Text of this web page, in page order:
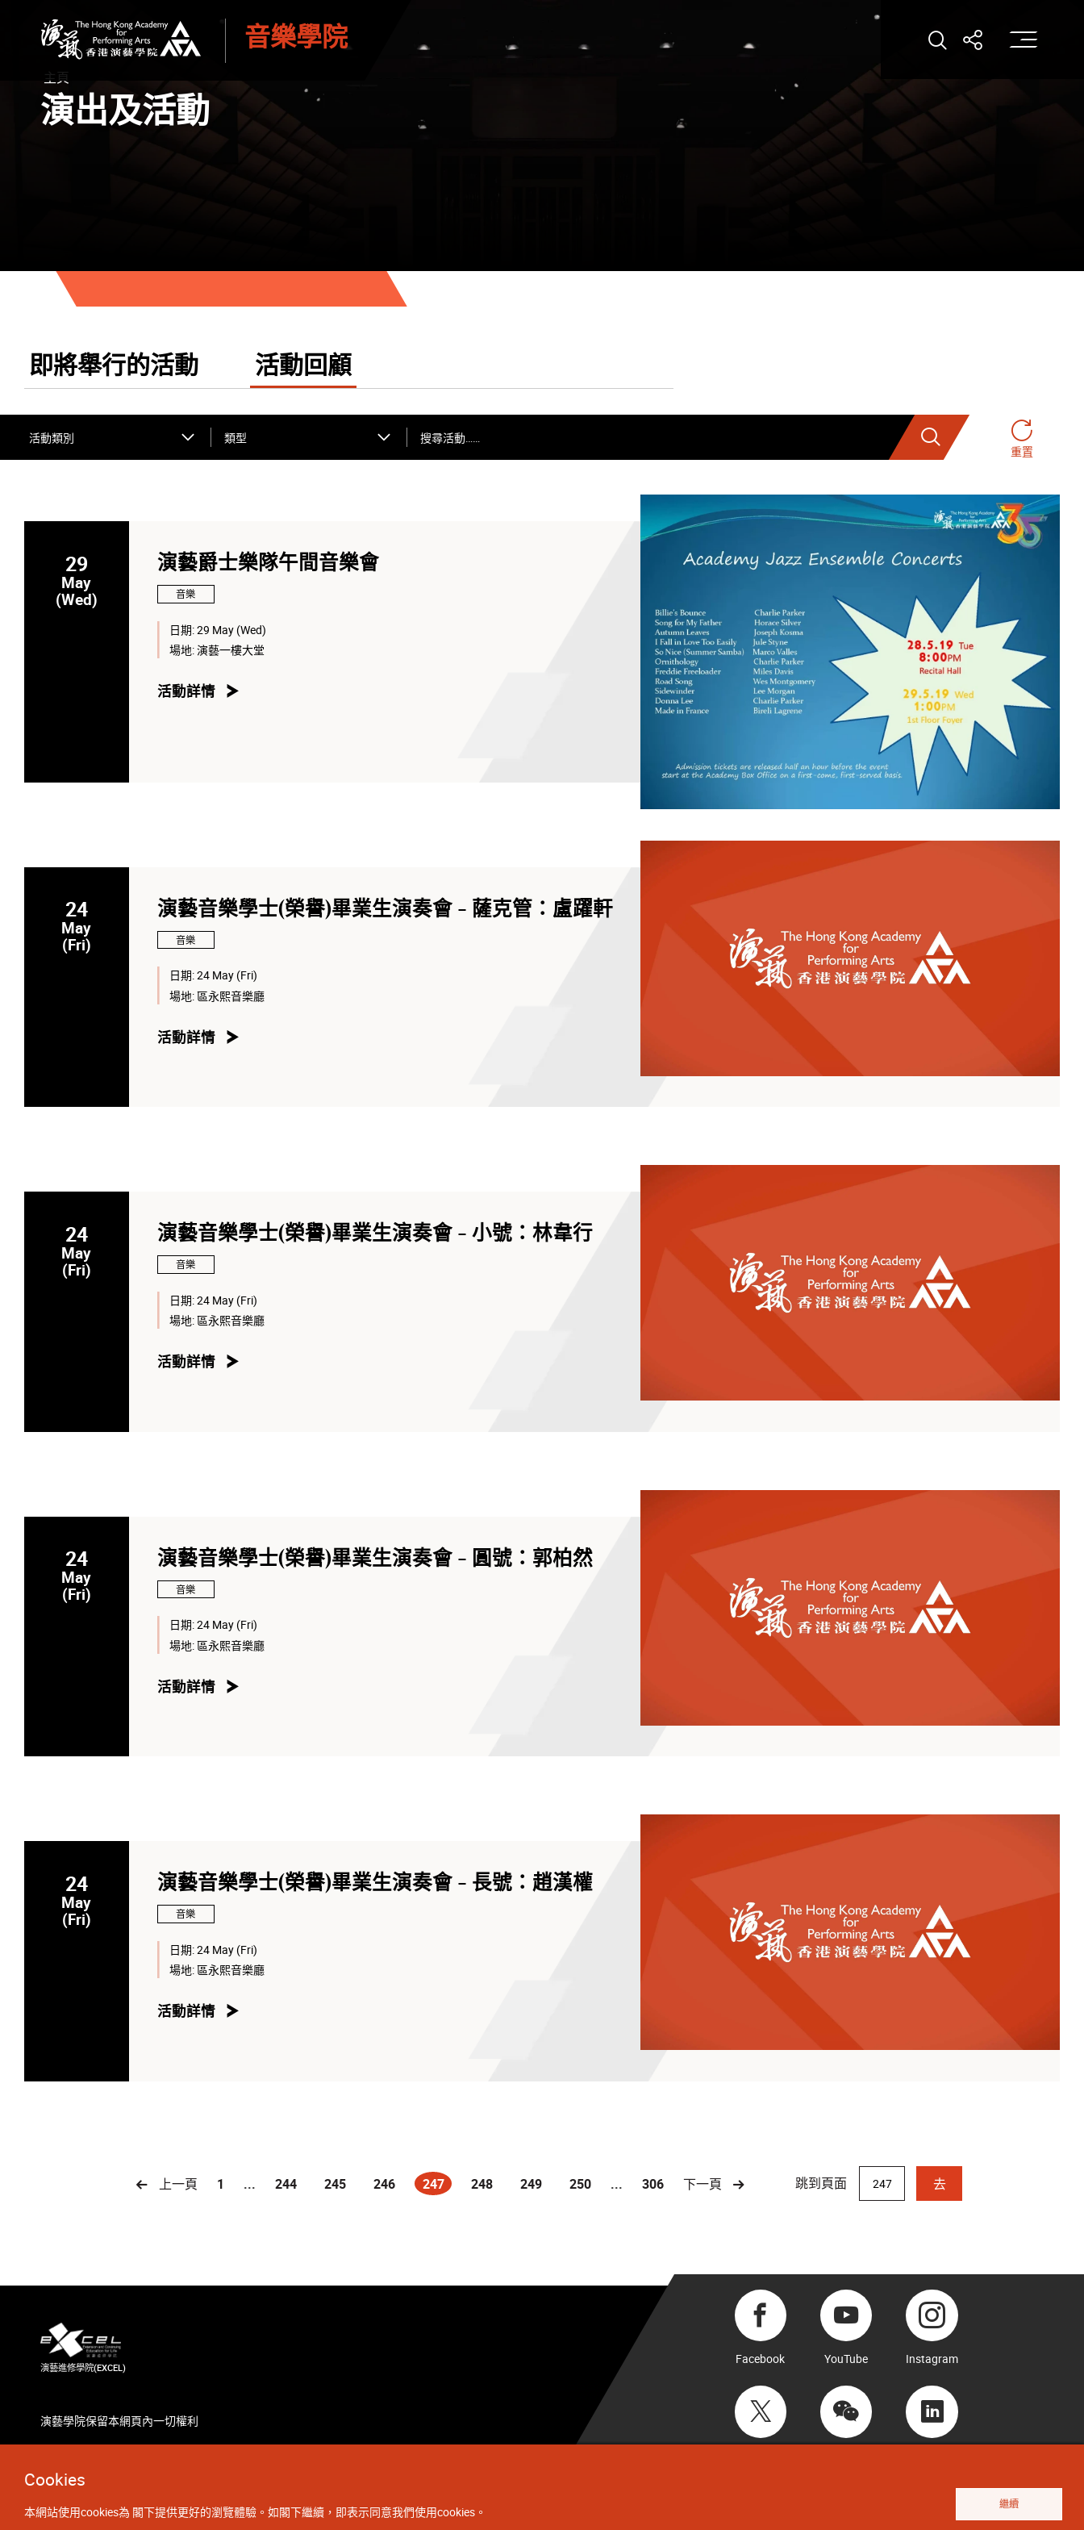
音樂學院 打開搜索打開分享打
Cookies
本網站使用cookies為 閣下提供更好的瀏覽體驗。如閣下繼續，即表示同意我們使用cookies。
繼續
主頁
演出及活動
即將舉行的活動 活動回顧
活動類別 類型
搜尋活動…… 搜索
重置
29
May
(Wed)
演藝爵士樂隊午間音樂會
音樂
日期:29 May (Wed)
場地:演藝一樓大堂
活動詳情
24
May
(Fri)
演藝音樂學士(榮譽)畢業生演奏會 - 薩克管：盧躍軒
音樂
日期:24 May (Fri)
場地:區永熙音樂廳
活動詳情
24
May
(Fri)
演藝音樂學士(榮譽)畢業生演奏會 - 小號：林韋行
音樂
日期:24 May (Fri)
場地:區永熙音樂廳
活動詳情
24
May
(Fri)
演藝音樂學士(榮譽)畢業生演奏會 - 圓號：郭柏然
音樂
日期:24 May (Fri)
場地:區永熙音樂廳
活動詳情
24
May
(Fri)
演藝音樂學士(榮譽)畢業生演奏會 - 長號：趙漢權
音樂
日期:24 May (Fri)
場地:區永熙音樂廳
活動詳情
上一頁 1 ... 244 245 246 247
(current)248 249 250 ... 306 下一頁 跳到頁面 去
演藝進修學院(EXCEL)
演藝學院保留本網頁內一切權利
Facebook YouTube Instagram